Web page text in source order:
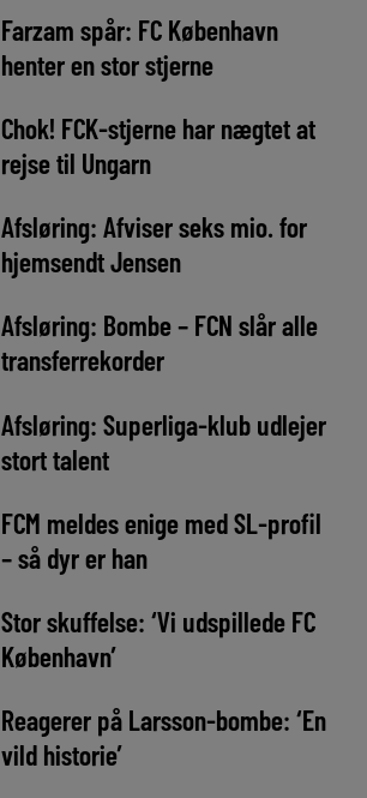
Farzam spår: FC København
henter en stor stjerne
Chok! FCK-stjerne har nægtet at
rejse til Ungarn
Afsløring: Afviser seks mio. for
hjemsendt Jensen
Afsløring: Bombe – FCN slår alle
transferrekorder
Afsløring: Superliga-klub udlejer
stort talent
FCM meldes enige med SL-profil
– så dyr er han
Stor skuffelse: ‘Vi udspillede FC
København’
Reagerer på Larsson-bombe: ‘En
vild historie’